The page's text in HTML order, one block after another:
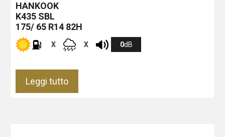
HANKOOK
K435 SBL
175/ 65 R14 82H
X X 0dB
Leggi tutto